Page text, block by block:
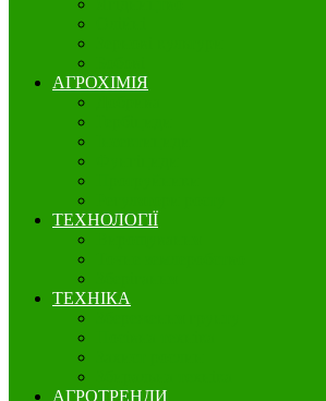
АГРОХІМІЯ
ТЕХНОЛОГІЇ
ТЕХНІКА
АГРОТРЕНДИ